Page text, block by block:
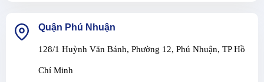
Quận Phú Nhuận
128/1 Huỳnh Văn Bánh, Phường 12, Phú Nhuận, TP Hồ
Chí Minh